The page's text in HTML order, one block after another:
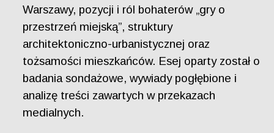
Warszawy, pozycji i ról bohaterów „gry o
przestrzeń miejską”, struktury
architektoniczno-urbanistycznej oraz
tożsamości mieszkańców. Esej oparty został o
badania sondażowe, wywiady pogłębione i
analizę treści zawartych w przekazach
medialnych.